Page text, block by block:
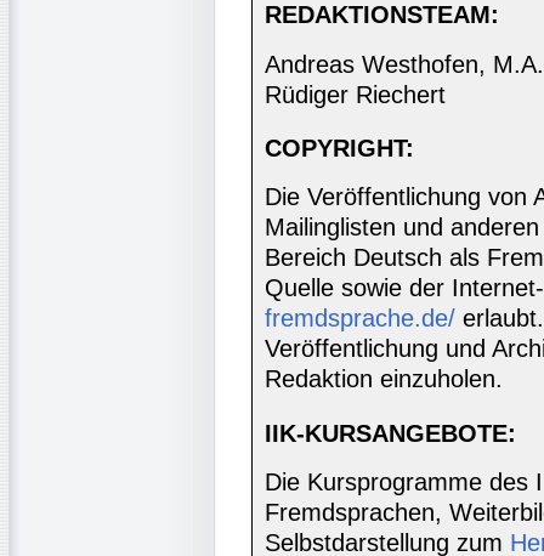
REDAKTIONSTEAM:
Andreas Westhofen,
Rüdiger Riechert
COPYRIGHT:
Die Veröffentlichung von
Mailinglisten und
Bereich Deutsch als
Quelle sowie der
fremdsprache.de/
Veröffentlichung und
Redaktion einzuholen.
IIK-KURSANGEBOTE:
Die Kursprogramme des
Fremdsprachen,
Selbstdarstellung zum